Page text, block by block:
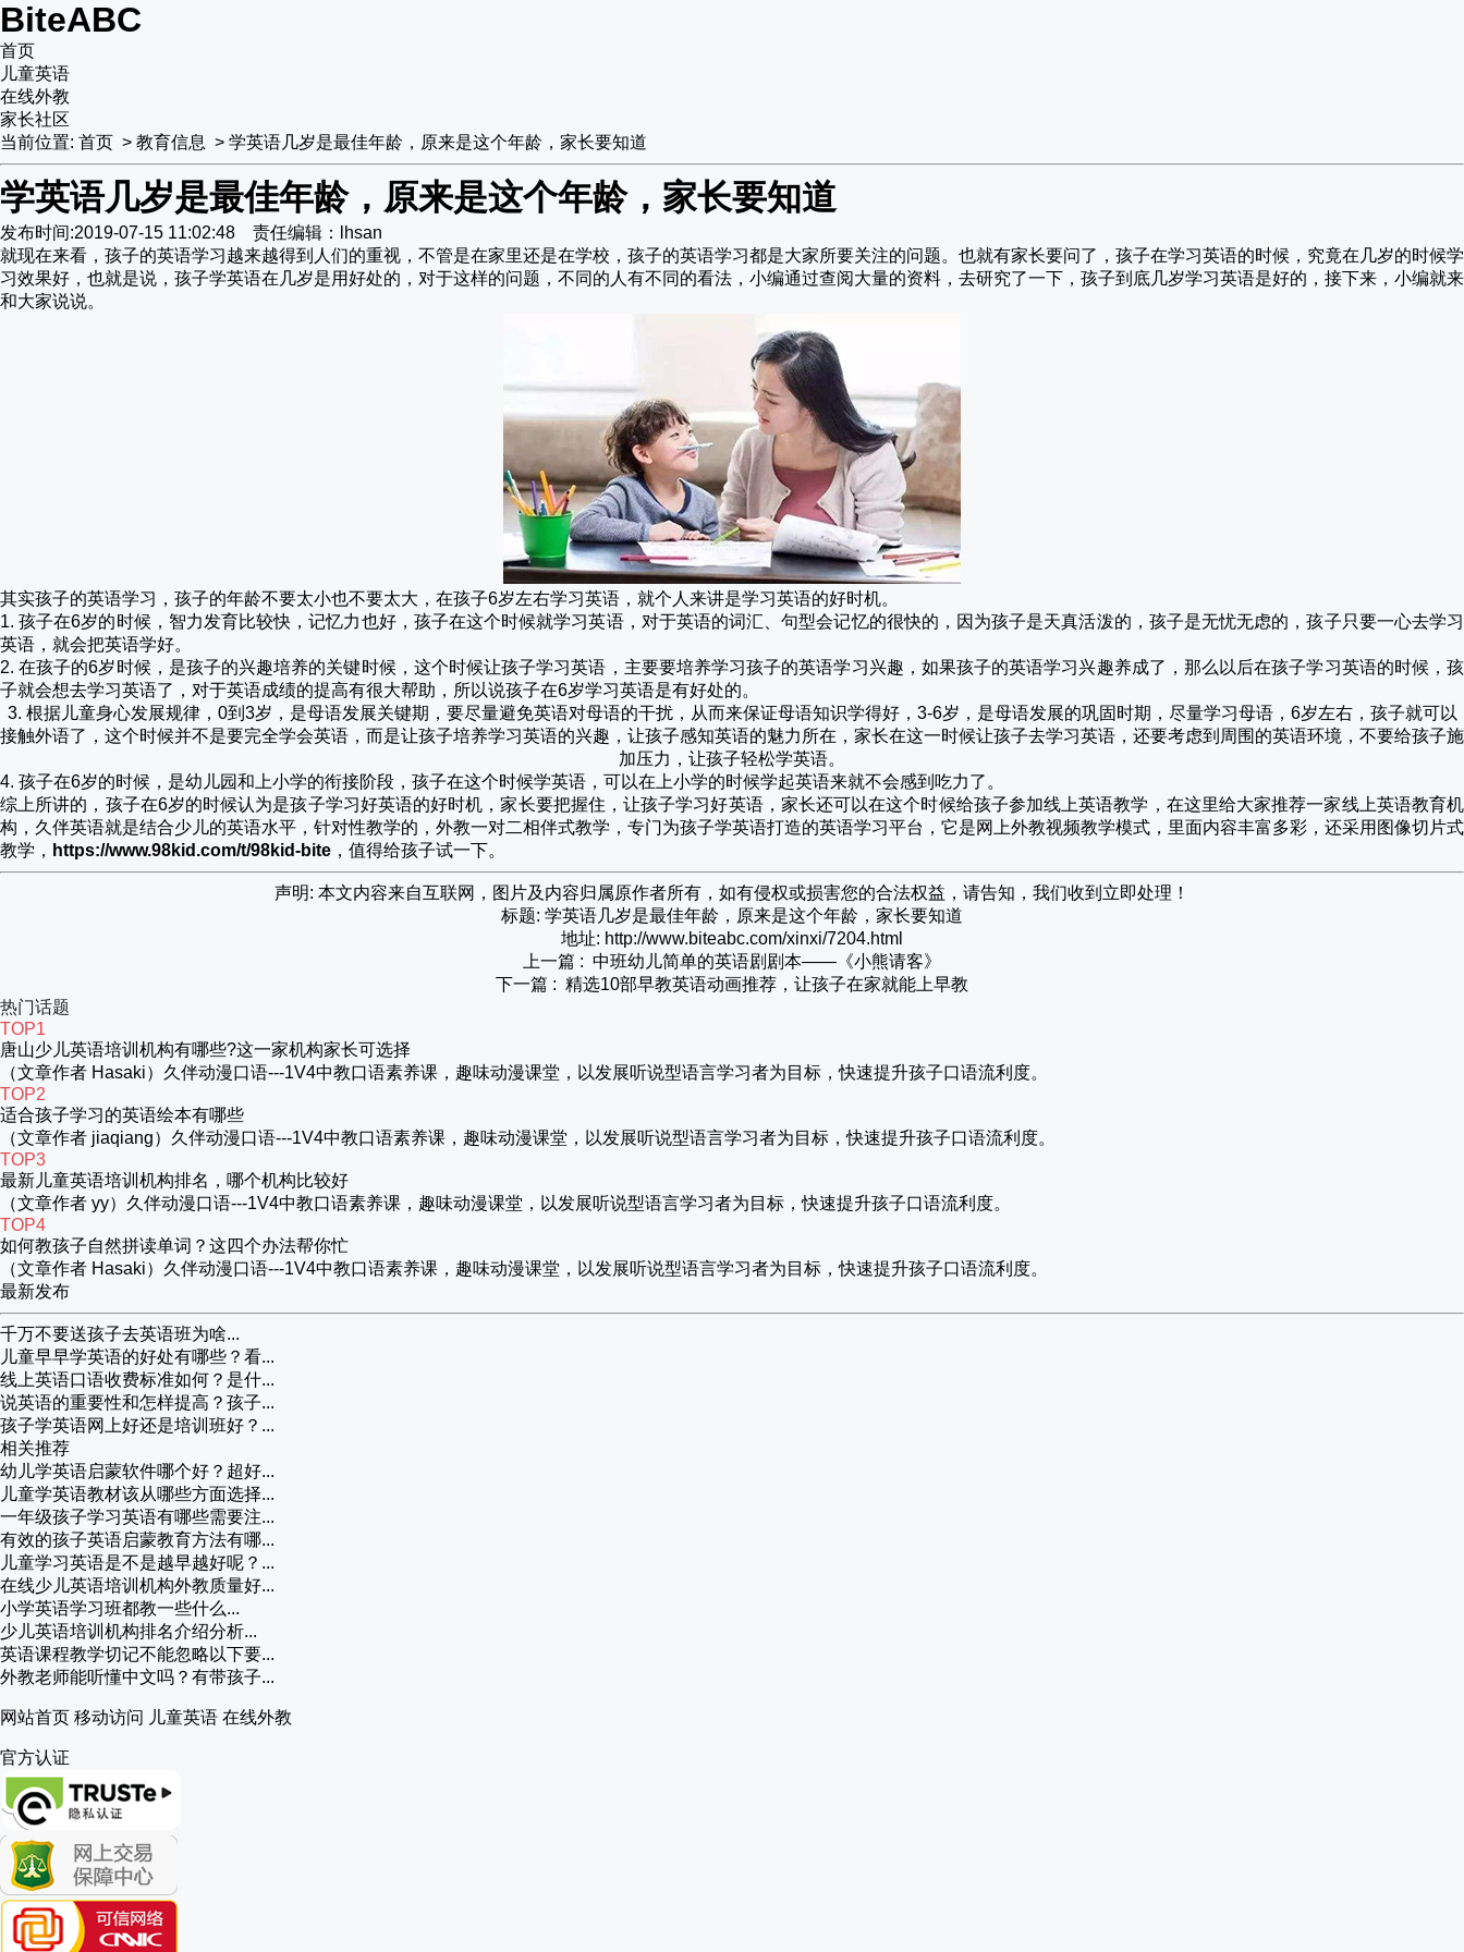
BiteABC
首页
儿童英语
在线外教
家长社区
当前位置: 首页 > 教育信息 > 学英语几岁是最佳年龄，原来是这个年龄，家长要知道
学英语几岁是最佳年龄，原来是这个年龄，家长要知道
发布时间:2019-07-15 11:02:48 责任编辑：lhsan
就现在来看，孩子的英语学习越来越得到人们的重视，不管是在家里还是在学校，孩子的英语学习都是大家所要关注的问题。也就有家长要问了，孩子在学习英语的时候，究竟在几岁的时候学
习效果好，也就是说，孩子学英语在几岁是用好处的，对于这样的问题，不同的人有不同的看法，小编通过查阅大量的资料，去研究了一下，孩子到底几岁学习英语是好的，接下来，小编就来
和大家说说。
其实孩子的英语学习，孩子的年龄不要太小也不要太大，在孩子6岁左右学习英语，就个人来讲是学习英语的好时机。
1.孩子在6岁的时候，智力发育比较快，记忆力也好，孩子在这个时候就学习英语，对于英语的词汇、句型会记忆的很快的，因为孩子是天真活泼的，孩子是无忧无虑的，孩子只要一心去学习
英语，就会把英语学好。
2.在孩子的6岁时候，是孩子的兴趣培养的关键时候，这个时候让孩子学习英语，主要要培养学习孩子的英语学习兴趣，如果孩子的英语学习兴趣养成了，那么以后在孩子学习英语的时候，孩
子就会想去学习英语了，对于英语成绩的提高有很大帮助，所以说孩子在6岁学习英语是有好处的。
3. 根据儿童身心发展规律， 0到3岁，是母语发展关键期，要尽量避免英语对母语的干扰，从而来保证母语知识学得好，3-6岁，是母语发展的巩固时期，尽量学习母语，6岁左右，孩子就可以
接触外语了，这个时候并不是要完全学会英语，而是让孩子培养学习英语的兴趣，让孩子感知英语的魅力所在，家长在这一时候让孩子去学习英语，还要考虑到周围的英语环境，不要给孩子施
加压力，让孩子轻松学英语。
4. 孩子在6岁的时候，是幼儿园和上小学的衔接阶段，孩子在这个时候学英语，可以在上小学的时候学起英语来就不会感到吃力了。
综上所讲的，孩子在6岁的时候认为是孩子学习好英语的好时机，家长要把握住，让孩子学习好英语，家长还可以在这个时候给孩子参加线上英语教学， 在这里给大家推荐一家线上英语教育机
构， 久伴英语就是结合少儿的英语水平，针对性教学的，外教一对二相伴式教学，专门为孩子学英语打造的英语学习平台，它是网上外教视频教学模式，里面内容丰富多彩，还采用图像切片式
教学， https://www.98kid.com/t/98kid-bite ，值得给孩子试一下。
声明: 本文内容来自互联网，图片及内容归属原作者所有，如有侵权或损害您的合法权益，请告知，我们收到立即处理！
标题: 学英语几岁是最佳年龄，原来是这个年龄，家长要知道
地址: http://www.biteabc.com/xinxi/7204.html
上一篇 : 中班幼儿简单的英语剧剧本——《小熊请客》
下一篇 : 精选10部早教英语动画推荐，让孩子在家就能上早教
热门话题
TOP1
唐山少儿英语培训机构有哪些?这一家机构家长可选择
（文章作者 Hasaki）久伴动漫口语---1V4中教口语素养课，趣味动漫课堂，以发展听说型语言学习者为目标，快速提升孩子口语流利度。
TOP2
适合孩子学习的英语绘本有哪些
（文章作者 jiaqiang）久伴动漫口语---1V4中教口语素养课，趣味动漫课堂，以发展听说型语言学习者为目标，快速提升孩子口语流利度。
TOP3
最新儿童英语培训机构排名，哪个机构比较好
（文章作者 yy）久伴动漫口语---1V4中教口语素养课，趣味动漫课堂，以发展听说型语言学习者为目标，快速提升孩子口语流利度。
TOP4
如何教孩子自然拼读单词？这四个办法帮你忙
（文章作者 Hasaki）久伴动漫口语---1V4中教口语素养课，趣味动漫课堂，以发展听说型语言学习者为目标，快速提升孩子口语流利度。
最新发布
千万不要送孩子去英语班为啥...
儿童早早学英语的好处有哪些？看...
线上英语口语收费标准如何？是什...
说英语的重要性和怎样提高？孩子...
孩子学英语网上好还是培训班好？...
相关推荐
幼儿学英语启蒙软件哪个好？超好...
儿童学英语教材该从哪些方面选择...
一年级孩子学习英语有哪些需要注...
有效的孩子英语启蒙教育方法有哪...
儿童学习英语是不是越早越好呢？...
在线少儿英语培训机构外教质量好...
小学英语学习班都教一些什么...
少儿英语培训机构排名介绍分析...
英语课程教学切记不能忽略以下要...
外教老师能听懂中文吗？有带孩子...
网站首页 移动访问 儿童英语 在线外教
官方认证